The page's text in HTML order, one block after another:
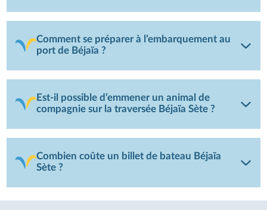
Comment se préparer à l’embarquement au
port de Béjaïa ?
Est-il possible d’emmener un animal de
compagnie sur la traversée Béjaïa Sète ?
Combien coûte un billet de bateau Béjaïa
Sète ?